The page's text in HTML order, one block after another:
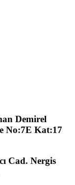
Demirel
No:7E Kat:17
Cad. Nergis